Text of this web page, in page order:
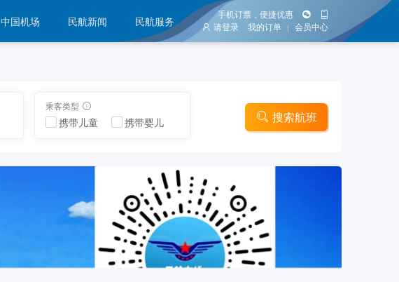
中国机场 民航新闻 民航服务
手机订票，便捷优惠
请登录
我的订单 | 会员中心
携带儿童 携带婴儿
乘客类型
搜索航班